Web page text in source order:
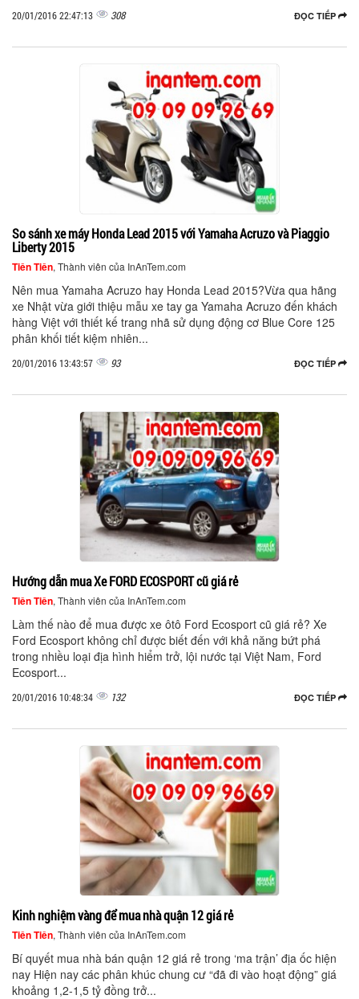
ĐỌC TIẾP
20/01/2016 22:47:13 308
So sánh xe máy Honda Lead 2015 với Yamaha Acruzo và Piaggio
Liberty 2015
Tiên Tiên, Thành viên của InAnTem.com
Nên mua Yamaha Acruzo hay Honda Lead 2015?Vừa qua hãng
xe Nhật vừa giới thiệu mẫu xe tay ga Yamaha Acruzo đến khách
hàng Việt với thiết kế trang nhã sử dụng động cơ Blue Core 125
phân khối tiết kiệm nhiên...
ĐỌC TIẾP
20/01/2016 13:43:57 93
Hướng dẫn mua Xe FORD ECOSPORT cũ giá rẻ
Tiên Tiên, Thành viên của InAnTem.com
Làm thế nào để mua được xe ôtô Ford Ecosport cũ giá rẻ? Xe
Ford Ecosport không chỉ được biết đến với khả năng bứt phá
trong nhiều loại địa hình hiểm trở, lội nước tại Việt Nam, Ford
Ecosport...
ĐỌC TIẾP
20/01/2016 10:48:34 132
Kinh nghiệm vàng để mua nhà quận 12 giá rẻ
Tiên Tiên, Thành viên của InAnTem.com
Bí quyết mua nhà bán quận 12 giá rẻ trong ‘ma trận’ địa ốc hiện
nay Hiện nay các phân khúc chung cư “đã đi vào hoạt động” giá
khoảng 1,2-1,5 tỷ đồng trở...